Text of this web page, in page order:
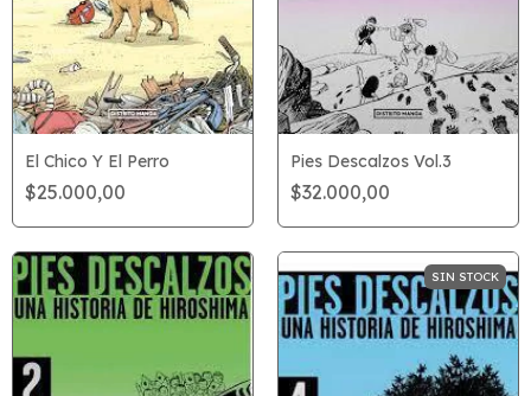
El Chico Y El Perro
$25.000,00
Pies Descalzos Vol.3
$32.000,00
SIN STOCK